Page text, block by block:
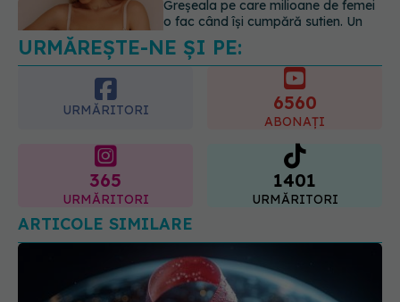
la operație. Dr. Sorin Bogdan
(SANADOR): Intervenția
chirurgicală, doar în situații
particulare
URMĂRITORI 6560
365 1401
URMĂRITORI
ARTICOLE SIMILARE